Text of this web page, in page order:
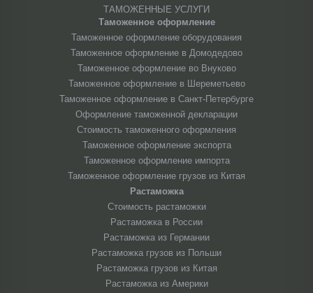
ТАМОЖЕННЫЕ УСЛУГИ
Таможенное оформление
Таможенное оформление оборудования
Таможенное оформление в Домодедово
Таможенное оформление во Внуково
Таможенное оформление в Шереметьево
Таможенное оформление в Санкт-Петербурге
Оформление таможенной декларации
Стоимость таможенного оформления
Таможенное оформление экспорта
Таможенное оформление импорта
Таможенное оформление грузов из Китая
Растаможка
Стоимость растаможки
Растаможка в России
Растаможка из Германии
Растаможка грузов из Польши
Растаможка грузов из Китая
Растаможка из Америки